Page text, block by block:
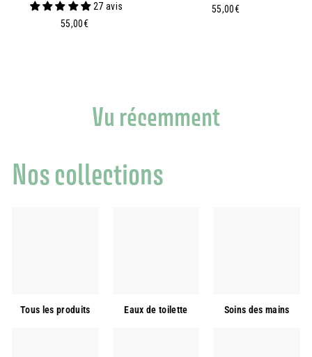
27 avis
55,00€5
55,00€5
Vu récemment
Nos collections
Tous les produits Eaux de toilette Soins des mains